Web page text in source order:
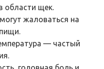
области щек.
жаловаться на
— частый